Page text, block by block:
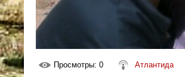
Просмотры: 0 Атлантида